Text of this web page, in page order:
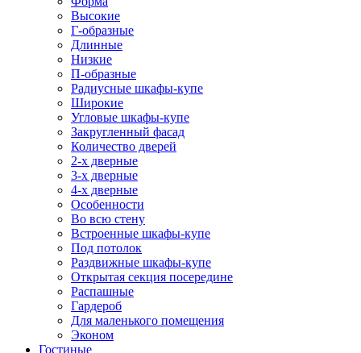
Высокие
Г-образные
Длинные
Низкие
П-образные
Радиусные шкафы-купе
Широкие
Угловые шкафы-купе
Закругленный фасад
Количество дверей
2-х дверные
3-х дверные
4-х дверные
Особенности
Во всю стену
Встроенные шкафы-купе
Под потолок
Раздвижные шкафы-купе
Открытая секция посередине
Распашные
Гардероб
Для маленького помещения
Эконом
Гостиные